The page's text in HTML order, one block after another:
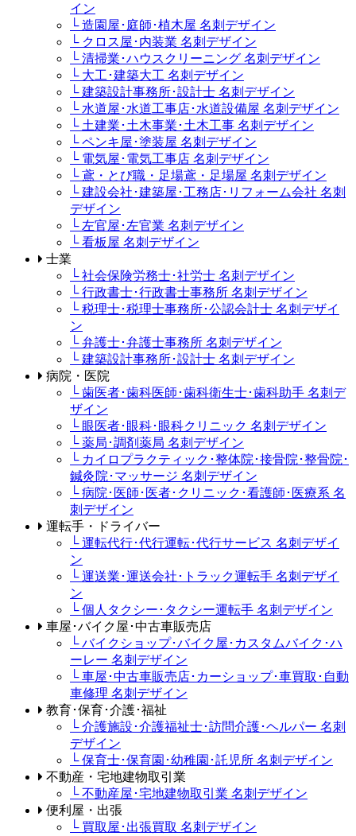
イン
└ 造園屋･庭師･植木屋 名刺デザイン
└ クロス屋･内装業 名刺デザイン
└ 清掃業･ハウスクリーニング 名刺デザイン
└ 大工･建築大工 名刺デザイン
└ 建築設計事務所･設計士 名刺デザイン
└ 水道屋･水道工事店･水道設備屋 名刺デザイン
└ 土建業･土木事業･土木工事 名刺デザイン
└ ペンキ屋･塗装屋 名刺デザイン
└ 電気屋･電気工事店 名刺デザイン
└ 鳶・とび職・足場鳶・足場屋 名刺デザイン
└ 建設会社･建築屋･工務店･リフォーム会社 名刺
デザイン
└ 左官屋･左官業 名刺デザイン
└ 看板屋 名刺デザイン
士業
└ 社会保険労務士･社労士 名刺デザイン
└ 行政書士･行政書士事務所 名刺デザイン
└ 税理士･税理士事務所･公認会計士 名刺デザイ
ン
└ 弁護士･弁護士事務所 名刺デザイン
└ 建築設計事務所･設計士 名刺デザイン
病院・医院
└ 歯医者･歯科医師･歯科衛生士･歯科助手 名刺デ
ザイン
└ 眼医者･眼科･眼科クリニック 名刺デザイン
└ 薬局･調剤薬局 名刺デザイン
└ カイロプラクティック･整体院･接骨院･整骨院･
鍼灸院･マッサージ 名刺デザイン
└ 病院･医師･医者･クリニック･看護師･医療系 名
刺デザイン
運転手・ドライバー
└ 運転代行･代行運転･代行サービス 名刺デザイ
ン
└ 運送業･運送会社･トラック運転手 名刺デザイ
ン
└ 個人タクシー･タクシー運転手 名刺デザイン
車屋･バイク屋･中古車販売店
└ バイクショップ･バイク屋･カスタムバイク･ハ
ーレー 名刺デザイン
└ 車屋･中古車販売店･カーショップ･車買取･自動
車修理 名刺デザイン
教育･保育･介護･福祉
└ 介護施設･介護福祉士･訪問介護･ヘルパー 名刺
デザイン
└ 保育士･保育園･幼稚園･託児所 名刺デザイン
不動産・宅地建物取引業
└ 不動産屋･宅地建物取引業 名刺デザイン
便利屋・出張
└ 買取屋･出張買取 名刺デザイン